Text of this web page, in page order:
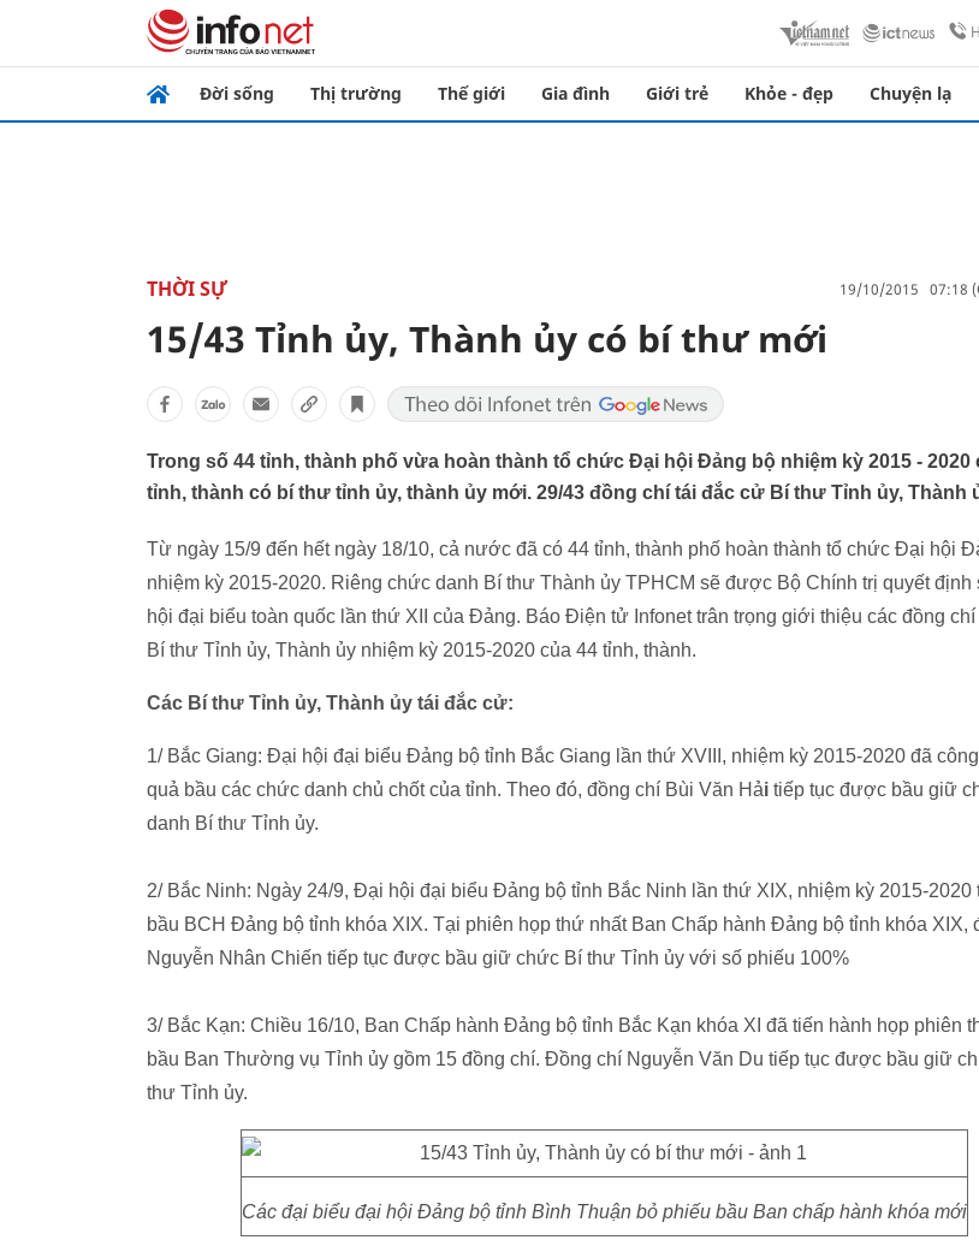
Đời sống Thị trường Thế giới Gia đình Giới trẻ Khỏe - đẹp Chuyện lạ
THỜI SỰ 19/10/2015 07:18
15/43 Tỉnh ủy, Thành ủy có bí thư mới
Trong số 44 tỉnh, thành phố vừa hoàn thành tổ chức Đại hội Đảng bộ nhiệm kỳ 2015 - 2020
tỉnh, thành có bí thư tỉnh ủy, thành ủy mới. 29/43 đồng chí tái đắc cử Bí thư Tỉnh ủy, Thành
Từ ngày 15/9 đến hết ngày 18/10, cả nước đã có 44 tỉnh, thành phố hoàn thành tổ chức Đại hội
nhiệm kỳ 2015-2020. Riêng chức danh Bí thư Thành ủy TPHCM sẽ được Bộ Chính trị quyết định
hội đại biểu toàn quốc lần thứ XII của Đảng. Báo Điện tử Infonet trân trọng giới thiệu các đồng
Bí thư Tỉnh ủy, Thành ủy nhiệm kỳ 2015-2020 của 44 tỉnh, thành.
Các Bí thư Tỉnh ủy, Thành ủy tái đắc cử:
1/ Bắc Giang: Đại hội đại biểu Đảng bộ tỉnh Bắc Giang lần thứ XVIII, nhiệm kỳ 2015-2020 đã
quả bầu các chức danh chủ chốt của tỉnh. Theo đó, đồng chí Bùi Văn Hải tiếp tục được bầu giữ
danh Bí thư Tỉnh ủy.
2/ Bắc Ninh: Ngày 24/9, Đại hội đại biểu Đảng bộ tỉnh Bắc Ninh lần thứ XIX, nhiệm kỳ 2015-2020
bầu BCH Đảng bộ tỉnh khóa XIX. Tại phiên họp thứ nhất Ban Chấp hành Đảng bộ tỉnh khóa XIX,
Nguyễn Nhân Chiến tiếp tục được bầu giữ chức Bí thư Tỉnh ủy với số phiếu 100%
3/ Bắc Kạn: Chiều 16/10, Ban Chấp hành Đảng bộ tỉnh Bắc Kạn khóa XI đã tiến hành họp phiên
bầu Ban Thường vụ Tỉnh ủy gồm 15 đồng chí. Đồng chí Nguyễn Văn Du tiếp tục được bầu giữ
thư Tỉnh ủy.
Các đại biểu đại hội Đảng bộ tỉnh Bình Thuận bỏ phiếu bầu Ban chấp hành khóa mới